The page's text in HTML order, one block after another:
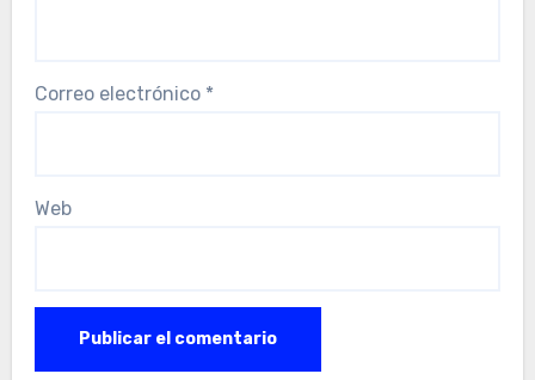
Correo electrónico *
Web